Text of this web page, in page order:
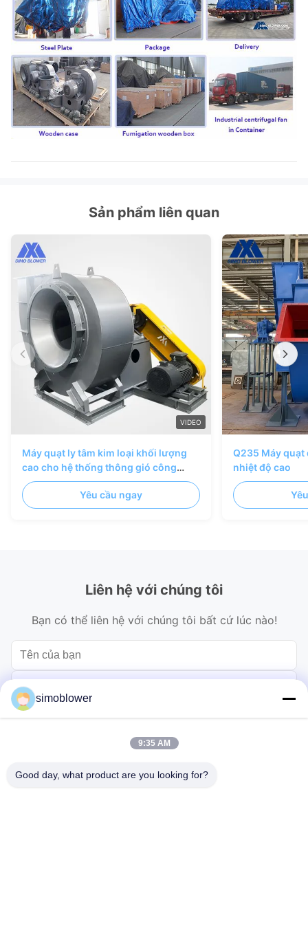
Sản phẩm liên quan
VIDEO
Máy quạt ly tâm kim loại khối lượng
cao cho hệ thống thông gió công
nghiệp và hệ thống không khí lò
Yêu cầu ngay
Q235 Máy
nhiệt độ cao
Liên hệ với chúng tôi
Bạn có thể liên hệ với chúng tôi bất cứ lúc nào!
simoblower
9:35 AM
Good day, what product are you looking for?